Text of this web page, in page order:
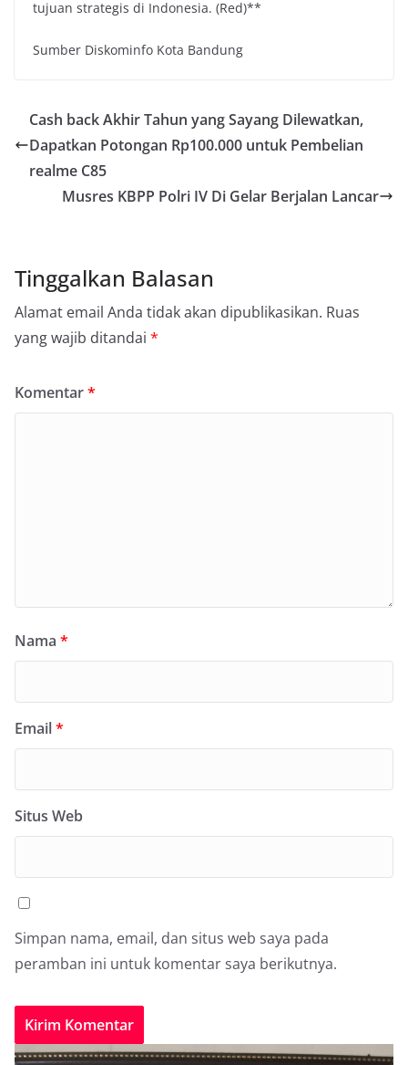
tujuan strategis di Indonesia. (Red)**
Sumber Diskominfo Kota Bandung
Cash back Akhir Tahun yang Sayang Dilewatkan,
Dapatkan Potongan Rp100.000 untuk Pembelian
realme C85
Musres KBPP Polri IV Di Gelar Berjalan Lancar
Tinggalkan Balasan
Alamat email Anda tidak akan dipublikasikan. Ruas
yang wajib ditandai *
Komentar*
Nama *
Email*
Situs Web
Simpan nama, email, dan situs web saya pada
peramban ini untuk komentar saya berikutnya.